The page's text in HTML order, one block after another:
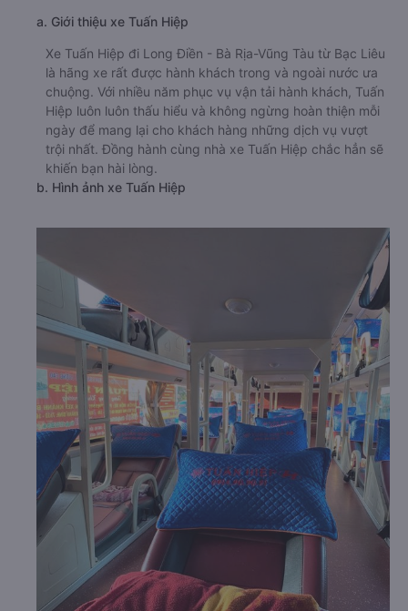
a. Giới thiệu xe Tuấn Hiệp
Xe Tuấn Hiệp đi Long Điền - Bà Rịa-Vũng Tàu từ Bạc Liêu
là hãng xe rất được hành khách trong và ngoài nước ưa
chuộng. Với nhiều năm phục vụ vận tải hành khách, Tuấn
Hiệp luôn luôn thấu hiểu và không ngừng hoàn thiện mỗi
ngày để mang lại cho khách hàng những dịch vụ vượt
trội nhất. Đồng hành cùng nhà xe Tuấn Hiệp chắc hẳn sẽ
khiến bạn hài lòng.
b. Hình ảnh xe Tuấn Hiệp